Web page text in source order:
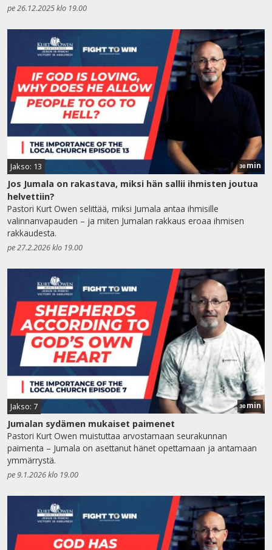
pe 26.12.2025 klo 19.00
Jakso: 13 30min
Jos Jumala on rakastava, miksi hän sallii ihmisten joutua
helvettiin?
Pastori Kurt Owen selittää, miksi Jumala antaa ihmisille
valinnanvapauden – ja miten Jumalan rakkaus eroaa ihmisen
rakkaudesta.
pe 27.2.2026 klo 19.00
Jakso: 7 30 min
Jumalan sydämen mukaiset paimenet
Pastori Kurt Owen muistuttaa arvostamaan seurakunnan
paimenta – Jumala on asettanut hänet opettamaan ja antamaan
ymmärrystä.
pe 9.1.2026 klo 19.00